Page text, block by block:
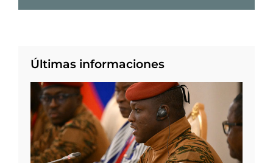
Últimas informaciones